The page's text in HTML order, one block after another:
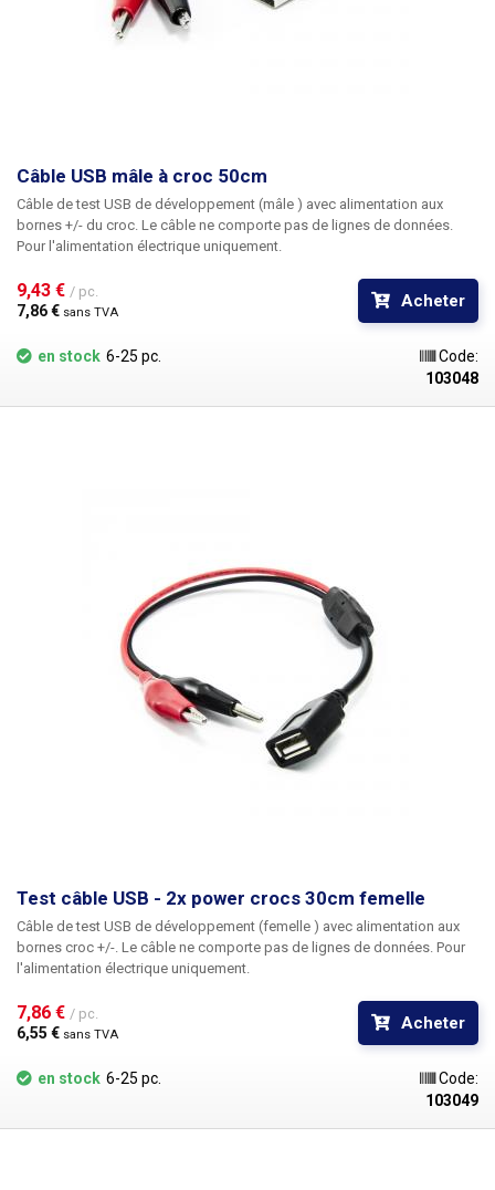
Câble USB mâle à croc 50cm
Câble de test USB de développement (mâle ) avec alimentation aux
bornes +/- du croc. Le câble ne comporte pas de lignes de données.
Pour l'alimentation électrique uniquement.
9,43 € / pc.
7,86 € sans TVA
Acheter
en stock 6-25 pc.
Code:
103048
Test câble USB - 2x power crocs 30cm femelle
Câble de test USB de développement (femelle ) avec alimentation aux
bornes croc +/-. Le câble ne comporte pas de lignes de données. Pour
l'alimentation électrique uniquement.
7,86 € / pc.
6,55 € sans TVA
Acheter
en stock 6-25 pc.
Code:
103049